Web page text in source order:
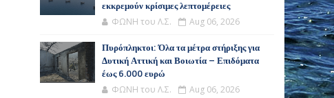
εκκρεμούν κρίσιμες λεπτομέρειες
ΦΩΝΗ του Λ.Σ. Aug 06, 2026
Πυρόπληκτοι: Όλα τα μέτρα στήριξης για
Δυτική Αττική και Βοιωτία – Επιδόματα
έως 6.000 ευρώ
ΦΩΝΗ του Λ.Σ. Aug 06, 2026